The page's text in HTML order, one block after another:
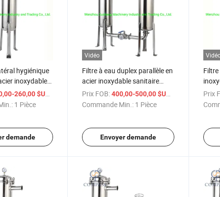
hygiénique
inoxydable
260,00 $US
1 Pièce
demande
Vidéo
Filtre à eau duplex parallèle en
acier inoxydable sanitaire
hygiénique poli
Prix FOB: 400,00-500,00 $US
Commande Min.: 1 Pièce
Envoyer demande
Prix